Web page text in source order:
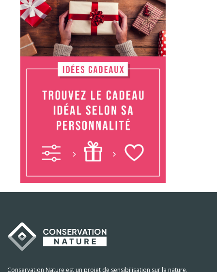
Conservation Nature est un projet de sensibilisation sur la nature,